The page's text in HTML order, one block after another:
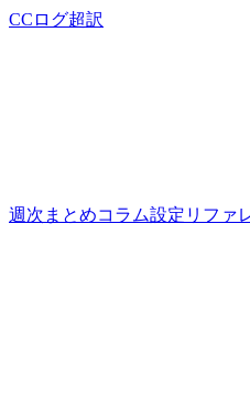
CCログ超訳
週次まとめコラム設定リファ